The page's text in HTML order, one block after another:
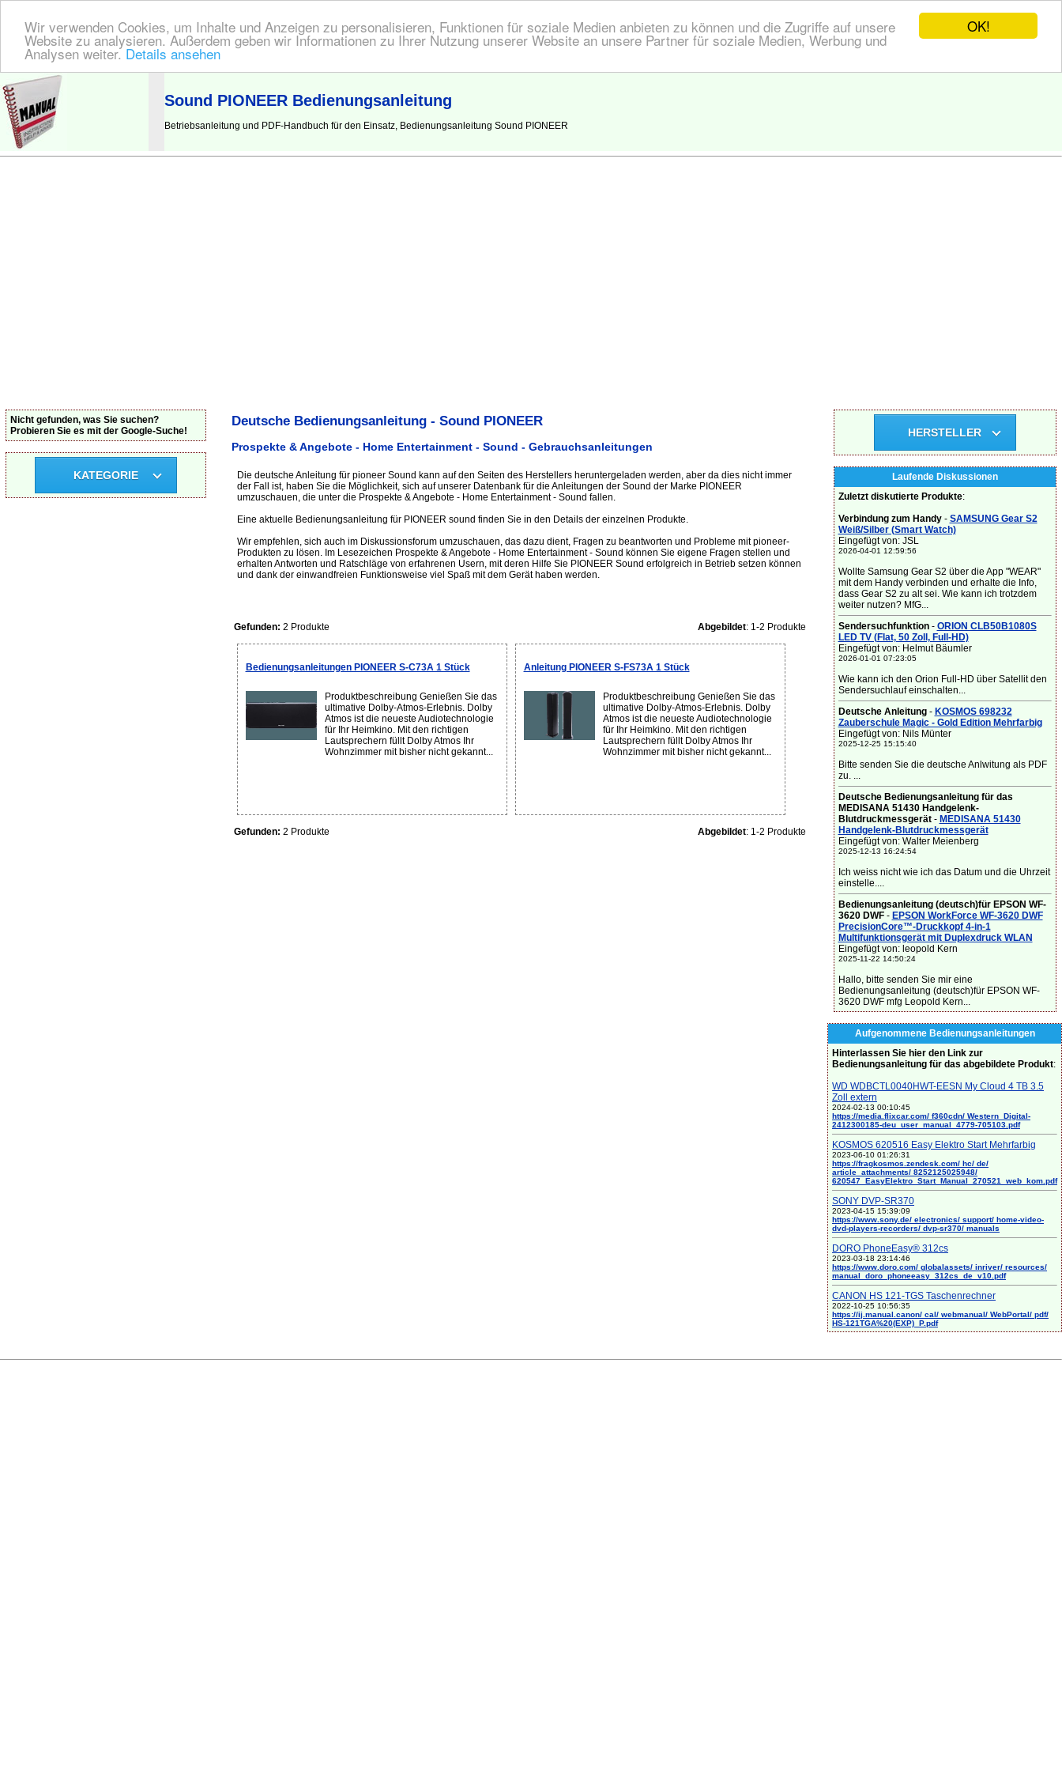
OK!
Wir verwenden Cookies, um Inhalte und Anzeigen zu personalisieren, Funktionen für soziale Medien anbieten zu können und die Zugriffe auf unsere
Website zu analysieren. Außerdem geben wir Informationen zu Ihrer Nutzung unserer Website an unsere Partner für soziale Medien, Werbung und
Analysen weiter. Details ansehen
BEDIENUNGSANLEITUNG | Hier finden Sie die deutsche Anleitung!
Sound PIONEER Bedienungsanleitung
Betriebsanleitung und PDF-Handbuch für den Einsatz, Bedienungsanleitung Sound PIONEER
Deutsche Bedienungsanleitung - Sound PIONEER
Prospekte & Angebote - Home Entertainment - Sound - Gebrauchsanleitungen
Die deutsche Anleitung für pioneer Sound kann auf den Seiten des Herstellers heruntergeladen werden, aber da dies nicht immer
der Fall ist, haben Sie die Möglichkeit, sich auf unserer Datenbank für die Anleitungen der Sound der Marke PIONEER
umzuschauen, die unter die Prospekte & Angebote - Home Entertainment - Sound fallen.
Eine aktuelle Bedienungsanleitung für PIONEER sound finden Sie in den Details der einzelnen Produkte.
Wir empfehlen, sich auch im Diskussionsforum umzuschauen, das dazu dient, Fragen zu beantworten und Probleme mit pioneer-
Produkten zu lösen. Im Lesezeichen Prospekte & Angebote - Home Entertainment - Sound können Sie eigene Fragen stellen und
erhalten Antworten und Ratschläge von erfahrenen Usern, mit deren Hilfe Sie PIONEER Sound erfolgreich in Betrieb setzen können
und dank der einwandfreien Funktionsweise viel Spaß mit dem Gerät haben werden.
Gefunden: 2 Produkte Abgebildet: 1-2 Produkte
Bedienungsanleitungen PIONEER S-C73A 1 Stück
Produktbeschreibung Genießen Sie das
ultimative Dolby-Atmos-Erlebnis. Dolby
Atmos ist die neueste Audiotechnologie
für Ihr Heimkino. Mit den richtigen
Lautsprechern füllt Dolby Atmos Ihr
Wohnzimmer mit bisher nicht gekannt...
Anleitung PIONEER S-FS73A 1 Stück
Produktbeschreibung Genießen Sie das
ultimative Dolby-Atmos-Erlebnis. Dolby
Atmos ist die neueste Audiotechnologie
für Ihr Heimkino. Mit den richtigen
Lautsprechern füllt Dolby Atmos Ihr
Wohnzimmer mit bisher nicht gekannt...
Gefunden: 2 Produkte Abgebildet: 1-2 Produkte
Nicht gefunden, was Sie suchen?
Probieren Sie es mit der Google-Suche!
KATEGORIE
HERSTELLER
Laufende Diskussionen
Zuletzt diskutierte Produkte:
Verbindung zum Handy- SAMSUNG Gear S2
Weiß/Silber (Smart Watch)
Eingefügt von: JSL
2026-04-01 12:59:56
Wollte Samsung Gear S2 über die App "WEAR"
mit dem Handy verbinden und erhalte die Info,
dass Gear S2 zu alt sei. Wie kann ich trotzdem
weiter nutzen? MfG...
Sendersuchfunktion- ORION CLB50B1080S
LED TV (Flat, 50 Zoll, Full-HD)
Eingefügt von: Helmut Bäumler
2026-01-01 07:23:05
Wie kann ich den Orion Full-HD über Satellit den
Sendersuchlauf einschalten...
Deutsche Anleitung- KOSMOS 698232
Zauberschule Magic - Gold Edition Mehrfarbig
Eingefügt von: Nils Münter
2025-12-25 15:15:40
Bitte senden Sie die deutsche Anlwitung als PDF
zu. ...
Deutsche Bedienungsanleitung für das
MEDISANA 51430 Handgelenk-
Blutdruckmessgerät- MEDISANA 51430
Handgelenk-Blutdruckmessgerät
Eingefügt von: Walter Meienberg
2025-12-13 16:24:54
Ich weiss nicht wie ich das Datum und die Uhrzeit
einstelle....
Bedienungsanleitung (deutsch)für EPSON WF-
3620 DWF- EPSON WorkForce WF-3620 DWF
PrecisionCore™-Druckkopf 4-in-1
Multifunktionsgerät mit Duplexdruck WLAN
Eingefügt von: leopold Kern
2025-11-22 14:50:24
Hallo, bitte senden Sie mir eine
Bedienungsanleitung (deutsch)für EPSON WF-
3620 DWF mfg Leopold Kern...
Aufgenommene Bedienungsanleitungen
Hinterlassen Sie hier den Link zur
Bedienungsanleitung für das abgebildete Produkt:
WD WDBCTL0040HWT-EESN My Cloud 4 TB 3.5
Zoll extern
2024-02-13 00:10:45
https://media.flixcar.com/ f360cdn/ Western_Digital-
2412300185-deu_user_manual_4779-705103.pdf
KOSMOS 620516 Easy Elektro Start Mehrfarbig
2023-06-10 01:26:31
https://fragkosmos.zendesk.com/ hc/ de/
article_attachments/ 8252125025948/
620547_EasyElektro_Start_Manual_270521_web_kom.pdf
SONY DVP-SR370
2023-04-15 15:39:09
https://www.sony.de/ electronics/ support/ home-video-
dvd-players-recorders/ dvp-sr370/ manuals
DORO PhoneEasy® 312cs
2023-03-18 23:14:46
https://www.doro.com/ globalassets/ inriver/ resources/
manual_doro_phoneeasy_312cs_de_v10.pdf
CANON HS 121-TGS Taschenrechner
2022-10-25 10:56:35
https://ij.manual.canon/ cal/ webmanual/ WebPortal/ pdf/
HS-121TGA%20(EXP)_P.pdf